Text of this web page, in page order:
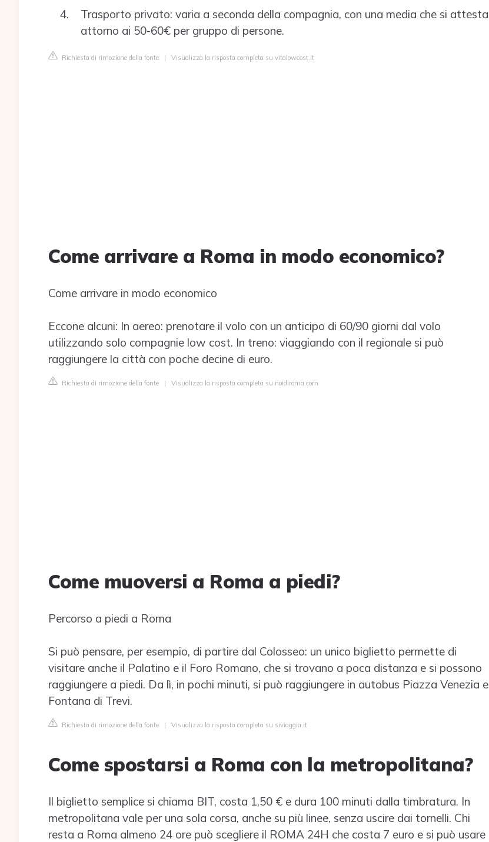
Trasporto privato: varia a seconda della compagnia, con una media che si attesta
attorno ai 50-60€ per gruppo di persone.
Richiesta di rimozione della fonte | Visualizza la risposta completa su vitalowcost.it
Come arrivare a Roma in modo economico?
Come arrivare in modo economico
Eccone alcuni: In aereo: prenotare il volo con un anticipo di 60/90 giorni dal volo
utilizzando solo compagnie low cost. In treno: viaggiando con il regionale si può
raggiungere la città con poche decine di euro.
Richiesta di rimozione della fonte | Visualizza la risposta completa su noidiroma.com
Come muoversi a Roma a piedi?
Percorso a piedi a Roma
Si può pensare, per esempio, di partire dal Colosseo: un unico biglietto permette di
visitare anche il Palatino e il Foro Romano, che si trovano a poca distanza e si possono
raggiungere a piedi. Da lì, in pochi minuti, si può raggiungere in autobus Piazza Venezia e
Fontana di Trevi.
Richiesta di rimozione della fonte | Visualizza la risposta completa su siviaggia.it
Come spostarsi a Roma con la metropolitana?
Il biglietto semplice si chiama BIT, costa 1,50 € e dura 100 minuti dalla timbratura. In
metropolitana vale per una sola corsa, anche su più linee, senza uscire dai tornelli. Chi
resta a Roma almeno 24 ore può scegliere il ROMA 24H che costa 7 euro e si può usare